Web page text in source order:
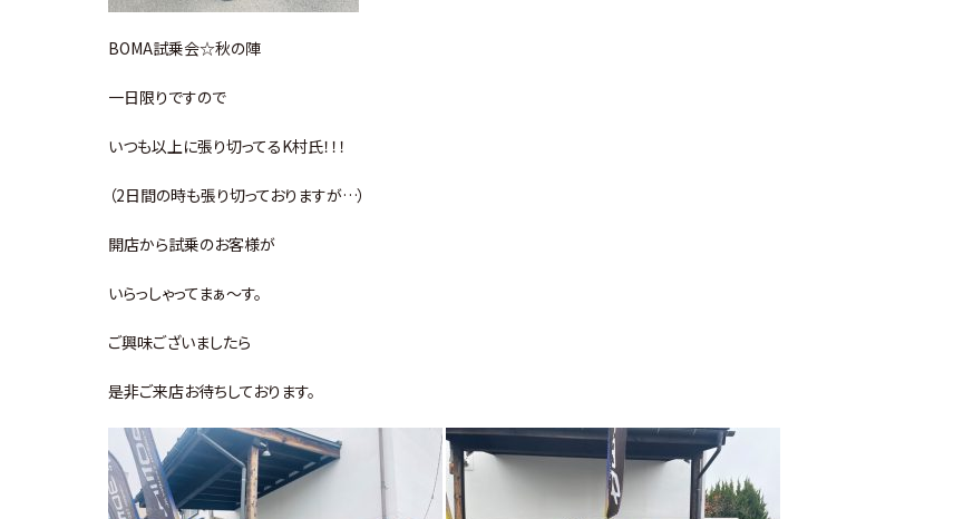
BOMA試乗会☆秋の陣
一日限りですので
いつも以上に張り切ってるK村氏！！！
（2日間の時も張り切っておりますが…）
開店から試乗のお客様が
いらっしゃってまぁ～す。
ご興味ございましたら
是非ご来店お待ちしております。